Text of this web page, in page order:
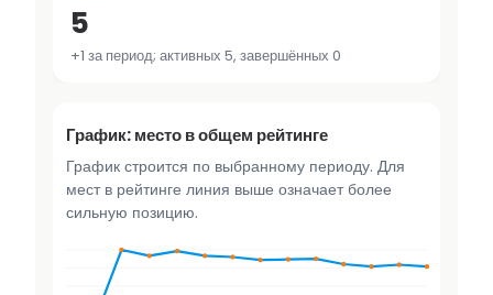
5
+1 за период; активных 5, завершённых 0
График: место в общем рейтинге
График строится по выбранному периоду. Для
мест в рейтинге линия выше означает более
сильную позицию.